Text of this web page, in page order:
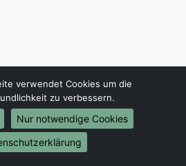
Büroumzug
Laborumzug
Privatumzug
Beiladung
verwendet Cookies um die
zu verbessern.
Nur notwendige Cookies